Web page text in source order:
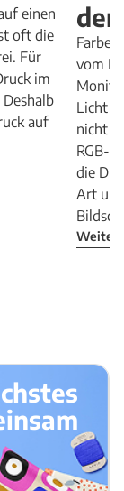
einen
oft die
Für
im
auf
vom
Licht
nicht
RGB-
die
Art